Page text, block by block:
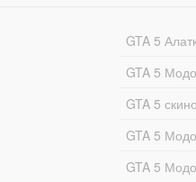
GTA 5
GTA 5
GTA 5
GTA 5
GTA 5